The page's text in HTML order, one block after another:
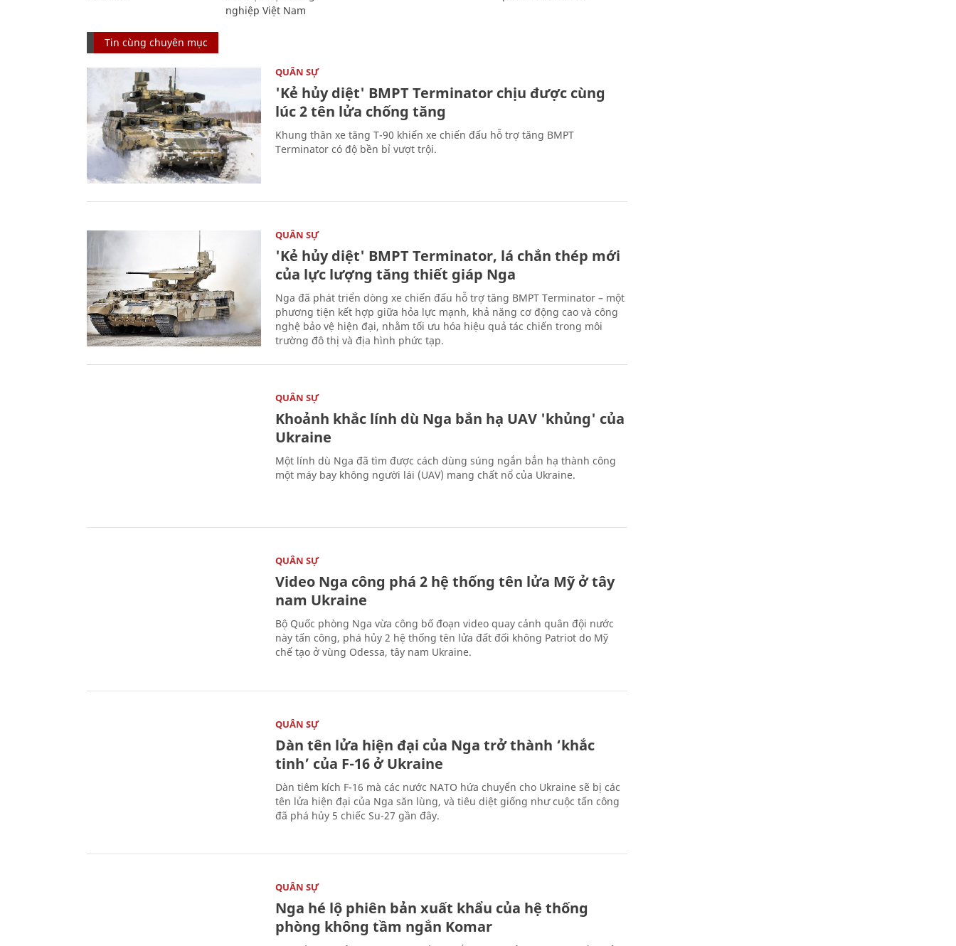
nghiệp Việt Nam
Tin cùng chuyên mục
QUÂN SỰ
'Kẻ hủy diệt' BMPT Terminator chịu được cùng
lúc 2 tên lửa chống tăng
Khung thân xe tăng T-90 khiến xe chiến đấu hỗ trợ tăng BMPT
Terminator có độ bền bỉ vượt trội.
QUÂN SỰ
'Kẻ hủy diệt' BMPT Terminator, lá chắn thép mới
của lực lượng tăng thiết giáp Nga
Nga đã phát triển dòng xe chiến đấu hỗ trợ tăng BMPT Terminator – một
phương tiện kết hợp giữa hỏa lực mạnh, khả năng cơ động cao và công
nghệ bảo vệ hiện đại, nhằm tối ưu hóa hiệu quả tác chiến trong môi
trường đô thị và địa hình phức tạp.
QUÂN SỰ
Khoảnh khắc lính dù Nga bắn hạ UAV 'khủng' của
Ukraine
Một lính dù Nga đã tìm được cách dùng súng ngắn bắn hạ thành công
một máy bay không người lái (UAV) mang chất nổ của Ukraine.
QUÂN SỰ
Video Nga công phá 2 hệ thống tên lửa Mỹ ở tây
nam Ukraine
Bộ Quốc phòng Nga vừa công bố đoạn video quay cảnh quân đội nước
này tấn công, phá hủy 2 hệ thống tên lửa đất đối không Patriot do Mỹ
chế tạo ở vùng Odessa, tây nam Ukraine.
QUÂN SỰ
Dàn tên lửa hiện đại của Nga trở thành ‘khắc
tinh’ của F-16 ở Ukraine
Dàn tiêm kích F-16 mà các nước NATO hứa chuyển cho Ukraine sẽ bị các
tên lửa hiện đại của Nga săn lùng, và tiêu diệt giống như cuộc tấn công
đã phá hủy 5 chiếc Su-27 gần đây.
QUÂN SỰ
Nga hé lộ phiên bản xuất khẩu của hệ thống
phòng không tầm ngắn Komar